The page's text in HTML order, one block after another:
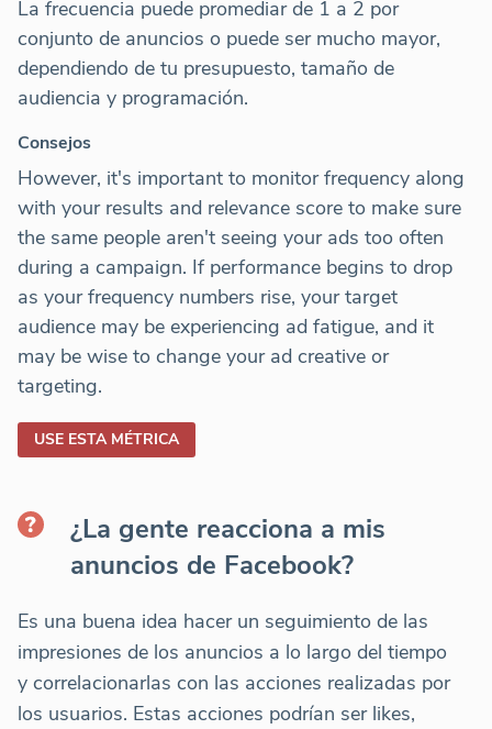
La frecuencia puede promediar de 1 a 2 por
conjunto de anuncios o puede ser mucho mayor,
dependiendo de tu presupuesto, tamaño de
audiencia y programación.
Consejos
However, it's important to monitor frequency along
with your results and relevance score to make sure
the same people aren't seeing your ads too often
during a campaign. If performance begins to drop
as your frequency numbers rise, your target
audience may be experiencing ad fatigue, and it
may be wise to change your ad creative or
targeting.
USE ESTA MÉTRICA
¿La gente reacciona a mis
anuncios de Facebook?
Es una buena idea hacer un seguimiento de las
impresiones de los anuncios a lo largo del tiempo
y correlacionarlas con las acciones realizadas por
los usuarios. Estas acciones podrían ser likes,